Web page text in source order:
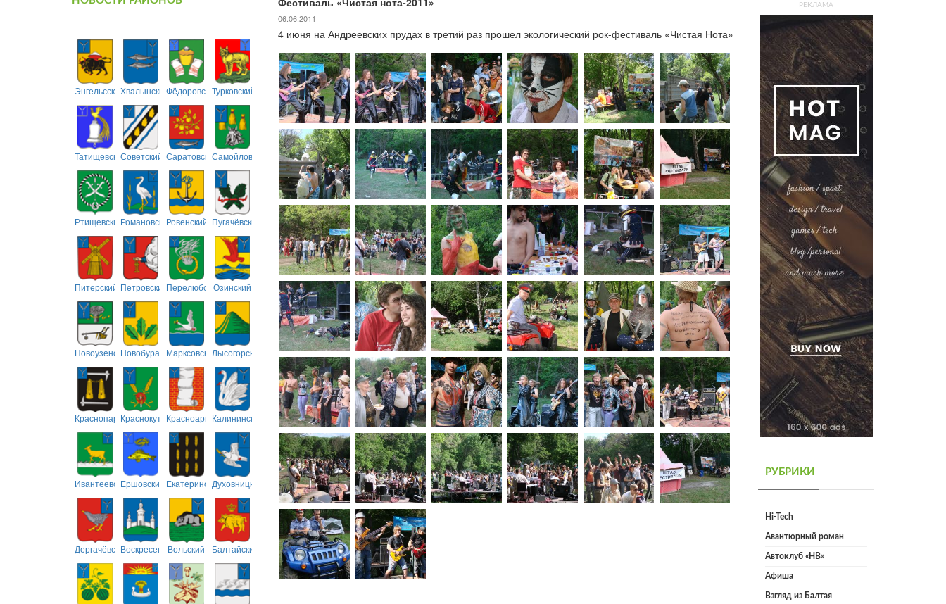
ЭнгельсскийХвалынскийФёдоровскийТурковский
ТатищевскийСоветский СаратовскийСамойловский
РтищевскийРомановскийРовенский Пугачёвский
Питерский ПетровскийПерелюбскийОзинский
НовоузенскийНовобурасскийМарксовскийЛысогорский
Краснопартизанский
КраснокутскийКрасноармейский
Калининский
ИвантеевскийЕршовский ЕкатериновскийДуховницкий
ДергачёвскийВоскресенскийВольский Балтайский
06.06.2011
4 июня на Андреевских прудах в третий раз прошел экологический рок-фестиваль «Чистая Нота»
РЕКЛАМА
РУБРИКИ
Hi-Tech
Авантюрный роман
Автоклуб «НВ»
Афиша
Взгляд из Балтая